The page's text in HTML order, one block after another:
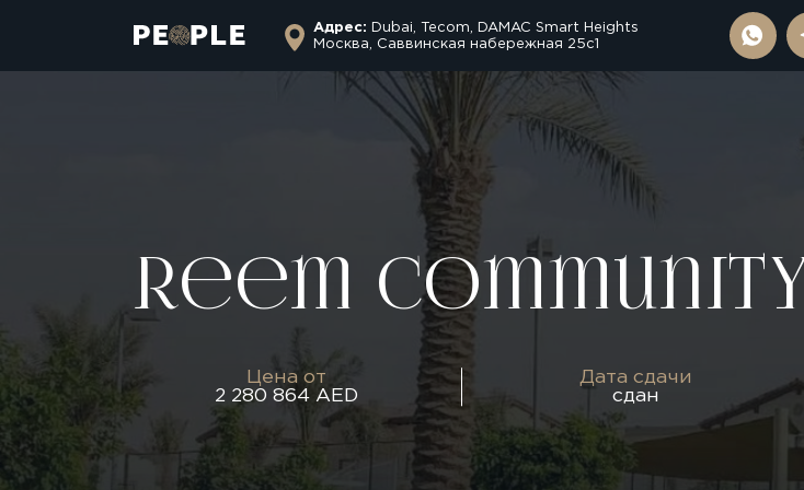
Адрес: Dubai, Tecom, DAMAC Smart Heights
Москва, Саввинская набережная 25с1
Reem Community
Цена от
2 280 864 AED
Дата сдачи
сдан